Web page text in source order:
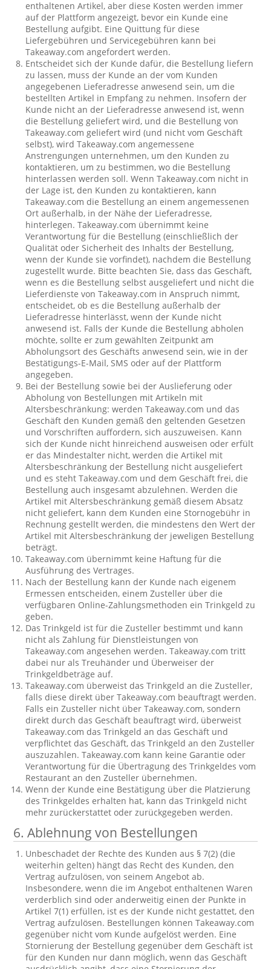
enthaltenen Artikel, aber diese Kosten werden immer
auf der Plattform angezeigt, bevor ein Kunde eine
Bestellung aufgibt. Eine Quittung für diese
Liefergebühren und Servicegebühren kann bei
Takeaway.com angefordert werden.
Entscheidet sich der Kunde dafür, die Bestellung liefern
zu lassen, muss der Kunde an der vom Kunden
angegebenen Lieferadresse anwesend sein, um die
bestellten Artikel in Empfang zu nehmen. Insofern der
Kunde nicht an der Lieferadresse anwesend ist, wenn
die Bestellung geliefert wird, und die Bestellung von
Takeaway.com geliefert wird (und nicht vom Geschäft
selbst), wird Takeaway.com angemessene
Anstrengungen unternehmen, um den Kunden zu
kontaktieren, um zu bestimmen, wo die Bestellung
hinterlassen werden soll. Wenn Takeaway.com nicht in
der Lage ist, den Kunden zu kontaktieren, kann
Takeaway.com die Bestellung an einem angemessenen
Ort außerhalb, in der Nähe der Lieferadresse,
hinterlegen. Takeaway.com übernimmt keine
Verantwortung für die Bestellung (einschließlich der
Qualität oder Sicherheit des Inhalts der Bestellung,
wenn der Kunde sie vorfindet), nachdem die Bestellung
zugestellt wurde. Bitte beachten Sie, dass das Geschäft,
wenn es die Bestellung selbst ausgeliefert und nicht die
Lieferdienste von Takeaway.com in Anspruch nimmt,
entscheidet, ob es die Bestellung außerhalb der
Lieferadresse hinterlässt, wenn der Kunde nicht
anwesend ist. Falls der Kunde die Bestellung abholen
möchte, sollte er zum gewählten Zeitpunkt am
Abholungsort des Geschäfts anwesend sein, wie in der
Bestätigungs-E-Mail, SMS oder auf der Plattform
angegeben.
Bei der Bestellung sowie bei der Auslieferung oder
Abholung von Bestellungen mit Artikeln mit
Altersbeschränkung: werden Takeaway.com und das
Geschäft den Kunden gemäß den geltenden Gesetzen
und Vorschriften auffordern, sich auszuweisen. Kann
sich der Kunde nicht hinreichend ausweisen oder erfült
er das Mindestalter nicht, werden die Artikel mit
Altersbeschränkung der Bestellung nicht ausgeliefert
und es steht Takeaway.com und dem Geschäft frei, die
Bestellung auch insgesamt abzulehnen. Werden die
Artikel mit Altersbeschränkung gemäß diesem Absatz
nicht geliefert, kann dem Kunden eine Stornogebühr in
Rechnung gestellt werden, die mindestens den Wert der
Artikel mit Altersbeschränkung der jeweligen Bestellung
beträgt.
Takeaway.com übernimmt keine Haftung für die
Ausführung des Vertrages.
Nach der Bestellung kann der Kunde nach eigenem
Ermessen entscheiden, einem Zusteller über die
verfügbaren Online-Zahlungsmethoden ein Trinkgeld zu
geben.
Das Trinkgeld ist für die Zusteller bestimmt und kann
nicht als Zahlung für Dienstleistungen von
Takeaway.com angesehen werden. Takeaway.com tritt
dabei nur als Treuhänder und Überweiser der
Trinkgeldbeträge auf.
Takeaway.com überweist das Trinkgeld an die Zusteller,
falls diese direkt über Takeaway.com beauftragt werden.
Falls ein Zusteller nicht über Takeaway.com, sondern
direkt durch das Geschäft beauftragt wird, überweist
Takeaway.com das Trinkgeld an das Geschäft und
verpflichtet das Geschäft, das Trinkgeld an den Zusteller
auszuzahlen. Takeaway.com kann keine Garantie oder
Verantwortung für die Übertragung des Trinkgeldes vom
Restaurant an den Zusteller übernehmen.
Wenn der Kunde eine Bestätigung über die Platzierung
des Trinkgeldes erhalten hat, kann das Trinkgeld nicht
mehr zurückerstattet oder zurückgegeben werden.
6. Ablehnung von Bestellungen
Unbeschadet der Rechte des Kunden aus § 7(2) (die
weiterhin gelten) hängt das Recht des Kunden, den
Vertrag aufzulösen, von seinem Angebot ab.
Insbesondere, wenn die im Angebot enthaltenen Waren
verderblich sind oder anderweitig einen der Punkte in
Artikel 7(1) erfüllen, ist es der Kunde nicht gestattet, den
Vertrag aufzulösen. Bestellungen können Takeaway.com
gegenüber nicht vom Kunde aufgelöst werden. Eine
Stornierung der Bestellung gegenüber dem Geschäft ist
für den Kunden nur dann möglich, wenn das Geschäft